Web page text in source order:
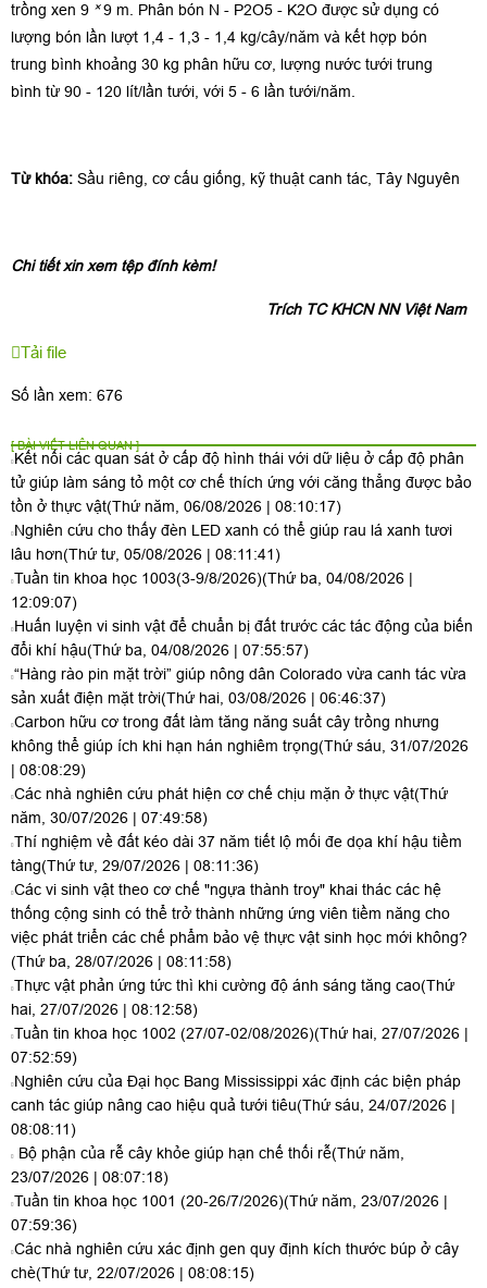
trồng xen 9 ˟9 m. Phân bón N - P2O5 - K2O được sử dụng có
lượng bón lần lượt 1,4 - 1,3 - 1,4 kg/cây/năm và kết hợp bón
trung bình khoảng 30 kg phân hữu cơ, lượng nước tưới trung
bình từ 90 - 120 lít/lần tưới, với 5 - 6 lần tưới/năm.
Từ khóa: Sầu riêng, cơ cấu giống, kỹ thuật canh tác, Tây Nguyên
Chi tiết xin xem tệp đính kèm!
Trích TC KHCN NN Việt Nam
Tải file
Số lần xem: 676
[ BÀI VIẾT LIÊN QUAN ]
Kết nối các quan sát ở cấp độ hình thái với dữ liệu ở cấp độ phân
tử giúp làm sáng tỏ một cơ chế thích ứng với căng thẳng được bảo
tồn ở thực vật(Thứ năm, 06/08/2026 | 08:10:17)
Nghiên cứu cho thấy đèn LED xanh có thể giúp rau lá xanh tươi
lâu hơn(Thứ tư, 05/08/2026 | 08:11:41)
Tuần tin khoa học 1003(3-9/8/2026)(Thứ ba, 04/08/2026 |
12:09:07)
Huấn luyện vi sinh vật để chuẩn bị đất trước các tác động của biến
đổi khí hậu(Thứ ba, 04/08/2026 | 07:55:57)
“Hàng rào pin mặt trời” giúp nông dân Colorado vừa canh tác vừa
sản xuất điện mặt trời(Thứ hai, 03/08/2026 | 06:46:37)
Carbon hữu cơ trong đất làm tăng năng suất cây trồng nhưng
không thể giúp ích khi hạn hán nghiêm trọng(Thứ sáu, 31/07/2026
| 08:08:29)
Các nhà nghiên cứu phát hiện cơ chế chịu mặn ở thực vật(Thứ
năm, 30/07/2026 | 07:49:58)
Thí nghiệm về đất kéo dài 37 năm tiết lộ mối đe dọa khí hậu tiềm
tàng(Thứ tư, 29/07/2026 | 08:11:36)
Các vi sinh vật theo cơ chế "ngựa thành troy" khai thác các hệ
thống cộng sinh có thể trở thành những ứng viên tiềm năng cho
việc phát triển các chế phẩm bảo vệ thực vật sinh học mới không?
(Thứ ba, 28/07/2026 | 08:11:58)
Thực vật phản ứng tức thì khi cường độ ánh sáng tăng cao(Thứ
hai, 27/07/2026 | 08:12:58)
Tuần tin khoa học 1002 (27/07-02/08/2026)(Thứ hai, 27/07/2026 |
07:52:59)
Nghiên cứu của Đại học Bang Mississippi xác định các biện pháp
canh tác giúp nâng cao hiệu quả tưới tiêu(Thứ sáu, 24/07/2026 |
08:08:11)
Bộ phận của rễ cây khỏe giúp hạn chế thối rễ(Thứ năm,
23/07/2026 | 08:07:18)
Tuần tin khoa học 1001 (20-26/7/2026)(Thứ năm, 23/07/2026 |
07:59:36)
Các nhà nghiên cứu xác định gen quy định kích thước búp ở cây
chè(Thứ tư, 22/07/2026 | 08:08:15)